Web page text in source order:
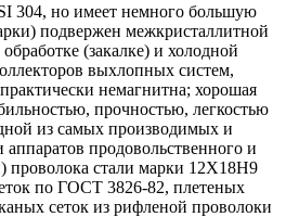
304, но имеет немного большую
подвержен межкристаллитной
(закалке) и холодной
выхлопных систем,
немагнитна; хорошая
прочностью, легкостью
из самых производимых и
продовольственного и
проволока стали марки 12Х18Н9
по ГОСТ 3826-82, плетеных
сеток из рифленой проволоки